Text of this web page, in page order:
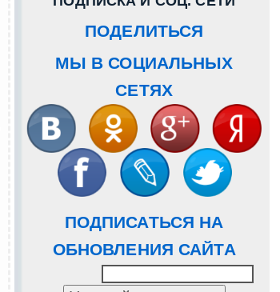
ПОДЕЛИТЬСЯ
МЫ В СОЦИАЛЬНЫХ
СЕТЯХ
ПОДПИСАТЬСЯ НА
ОБНОВЛЕНИЯ САЙТА